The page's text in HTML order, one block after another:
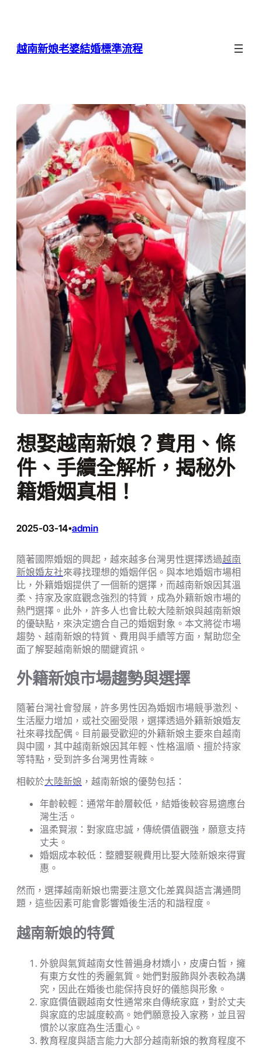
越南新娘老婆結婚標準流程
想娶越南新娘？費用、條
件、手續全解析，揭秘外
籍婚姻真相！
2025-03-14•admin
隨著國際婚姻的興起，越來越多台灣男性選擇透過越南
新娘婚友社來尋找理想的婚姻伴侶。與本地婚姻市場相
比，外籍婚姻提供了一個新的選擇，而越南新娘因其溫
柔、持家及家庭觀念強烈的特質，成為外籍新娘市場的
熱門選擇。此外，許多人也會比較大陸新娘與越南新娘
的優缺點，來決定適合自己的婚姻對象。本文將從市場
趨勢、越南新娘的特質、費用與手續等方面，幫助您全
面了解娶越南新娘的關鍵資訊。
外籍新娘市場趨勢與選擇
隨著台灣社會發展，許多男性因為婚姻市場競爭激烈、
生活壓力增加，或社交圈受限，選擇透過外籍新娘婚友
社來尋找配偶。目前最受歡迎的外籍新娘主要來自越南
與中國，其中越南新娘因其年輕、性格溫順、擅於持家
等特點，受到許多台灣男性青睞。
相較於大陸新娘 ，越南新娘的優勢包括：
年齡較輕：通常年齡層較低，結婚後較容易適應台
灣生活。
溫柔賢淑：對家庭忠誠，傳統價值觀強，願意支持
丈夫。
婚姻成本較低：整體娶親費用比娶大陸新娘來得實
惠。
然而，選擇越南新娘也需要注意文化差異與語言溝通問
題，這些因素可能會影響婚後生活的和諧程度。
越南新娘的特質
外貌與氣質越南女性普遍身材嬌小，皮膚白皙，擁
有東方女性的秀麗氣質。她們對服飾與外表較為講
究，因此在婚後也能保持良好的儀態與形象。
家庭價值觀越南女性通常來自傳統家庭，對於丈夫
與家庭的忠誠度較高。她們願意投入家務，並且習
慣於以家庭為生活重心。
教育程度與語言能力大部分越南新娘的教育程度不